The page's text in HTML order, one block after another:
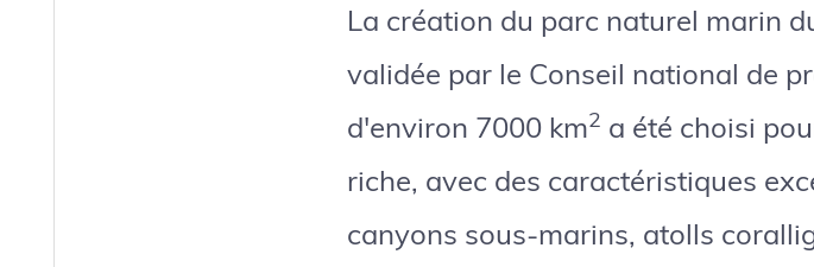
La création du parc naturel marin
validée par le Conseil national de
d'environ 7000 km2 a été choisi
riche, avec des caractéristiques
canyons sous-marins, atolls